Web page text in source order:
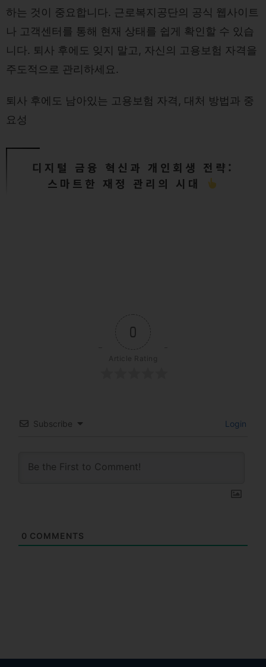
하는 것이 중요합니다. 근로복지공단의 공식 웹사이트
나 고객센터를 통해 현재 상태를 쉽게 확인할 수 있습
니다. 퇴사 후에도 잊지 말고, 자신의 고용보험 자격을
주도적으로 관리하세요.
퇴사 후에도 남아있는 고용보험 자격, 대처 방법과 중
요성
디지털 금융 혁신과 개인회생 전략:
스마트한 재정 관리의 시대
0
Article Rating
Subscribe Login
0 COMMENTS